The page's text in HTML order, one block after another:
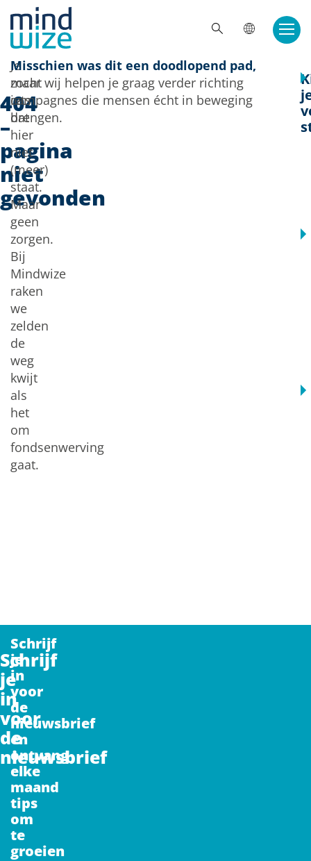
404
–
pagina
niet
gevonden
Je
zocht
iets
dat
hier
niet
(meer)
staat.
Maar
geen
zorgen.
Bij
Mindwize
raken
we
zelden
de
weg
kwijt
als
het
om
fondsenwerving
gaat.
Misschien was dit een doodlopend pad,
maar wij helpen je graag verder richting
campagnes die mensen écht in beweging
brengen.
Schrijf
je
in
voor
de
nieuwsbrief
Schrijf
je
in
voor
de
nieuwsbrief
en
ontvang
elke
maand
tips
om
te
groeien